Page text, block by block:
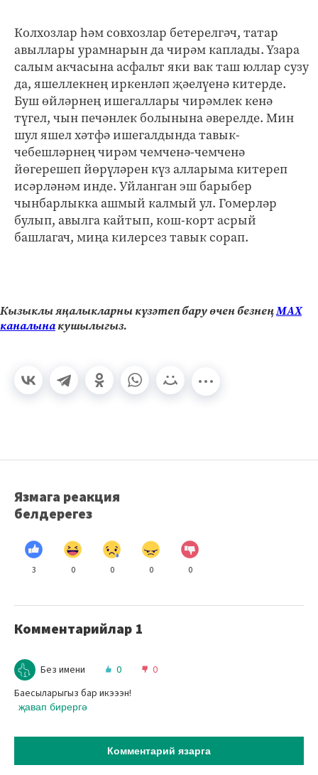
Колхозлар һәм совхозлар бетерелгәч, татар
авыллары урамнарын да чирәм каплады. Үзара
салым акчасына асфальт яки вак таш юллар сузу
да, яшеллекнең иркенләп җәелүенә китерде.
Буш өйләрнең ишегаллары чирәмлек кенә
түгел, чын печәнлек болынына әверелде. Мин
шул яшел хәтфә ишегалдында тавык-
чебешләрнең чирәм чемченә-чемченә
йөгерешеп йөрүләрен күз алларыма китереп
исәрләнәм инде. Уйланган эш барыбер
чынбарлыкка ашмый калмый ул. Гомерләр
булып, авылга кайтып, кош-корт асрый
башлагач, миңа килерсез тавык сорап.
Кызыклы яңалыкларны күзәтеп бару өчен безнеңМАХ
каналынакушылыгыз.
Язмага реакция
белдерегез
3 0 0 0 0
Комментарийлар 1
Без имени 0
0
Баесыларыгыз бар икэээн!
җавап бирергә
Комментарий язарга